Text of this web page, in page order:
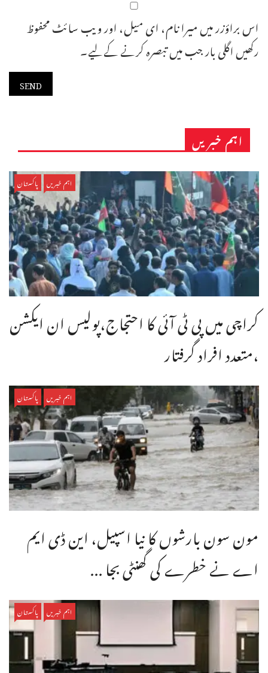
اس براؤزر میں میرا نام، ای میل، اور ویب سائٹ محفوظ
رکھیں اگلی بار جب میں تبصرہ کرنے کےلیے۔
اہم خبریں
اہم خبریں پاکستان
کراچی میں پی ٹی آئی کا احتجاج،پولیس ان ایکشن
،متعدد افراد گرفتار
اہم خبریں پاکستان
مون سون بارشوں کا نیا اسپیل، این ڈی ایم
اے نے خطرے کی گھنٹی بجا ...
اہم خبریں پاکستان